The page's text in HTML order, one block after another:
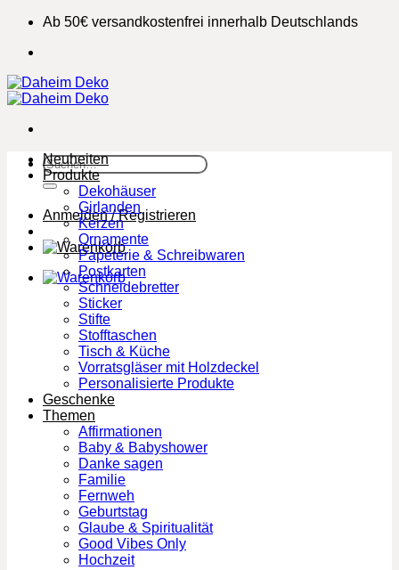
Zum
springen
Ab 50€ versandkostenfrei innerhalb Deutschlands
Suchen
nach:
Anmelden / Registrieren
Neuheiten
Produkte
Dekohäuser
Girlanden
Kerzen
Ornamente
Papeterie & Schreibwaren
Postkarten
Schneidebretter
Sticker
Stifte
Stofftaschen
Tisch & Küche
Vorratsgläser mit Holzdeckel
Personalisierte Produkte
Geschenke
Themen
Affirmationen
Baby & Babyshower
Danke sagen
Familie
Fernweh
Geburtstag
Glaube & Spiritualität
Good Vibes Only
Hochzeit